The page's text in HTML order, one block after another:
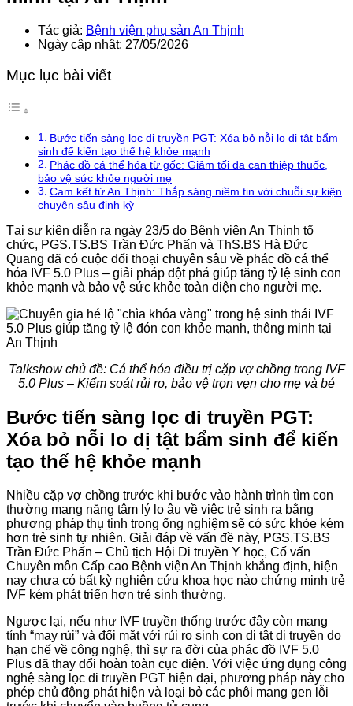
Tác giả: Bệnh viện phụ sản An Thịnh
Ngày cập nhật: 27/05/2026
Mục lục bài viết
Bước tiến sàng lọc di truyền PGT: Xóa bỏ nỗi lo dị tật bẩm
sinh để kiến tạo thế hệ khỏe mạnh
Phác đồ cá thể hóa từ gốc: Giảm tối đa can thiệp thuốc,
bảo vệ sức khỏe người mẹ
Cam kết từ An Thịnh: Thắp sáng niềm tin với chuỗi sự kiện
chuyên sâu định kỳ
Tại sự kiện diễn ra ngày 23/5 do Bệnh viện An Thịnh tổ
chức, PGS.TS.BS Trần Đức Phấn và ThS.BS Hà Đức
Quang đã có cuộc đối thoại chuyên sâu về phác đồ cá thể
hóa IVF 5.0 Plus – giải pháp đột phá giúp tăng tỷ lệ sinh con
khỏe mạnh và bảo vệ sức khỏe toàn diện cho người mẹ.
Talkshow chủ đề: Cá thể hóa điều trị cặp vợ chồng trong IVF
5.0 Plus – Kiểm soát rủi ro, bảo vệ trọn vẹn cho mẹ và bé
Bước tiến sàng lọc di truyền PGT:
Xóa bỏ nỗi lo dị tật bẩm sinh để kiến
tạo thế hệ khỏe mạnh
Nhiều cặp vợ chồng trước khi bước vào hành trình tìm con
thường mang nặng tâm lý lo âu về việc trẻ sinh ra bằng
phương pháp thụ tinh trong ống nghiệm sẽ có sức khỏe kém
hơn trẻ sinh tự nhiên. Giải đáp về vấn đề này, PGS.TS.BS
Trần Đức Phấn – Chủ tịch Hội Di truyền Y học, Cố vấn
Chuyên môn Cấp cao Bệnh viện An Thịnh khẳng định, hiện
nay chưa có bất kỳ nghiên cứu khoa học nào chứng minh trẻ
IVF kém phát triển hơn trẻ sinh thường.
Ngược lại, nếu như IVF truyền thống trước đây còn mang
tính “may rủi” và đối mặt với rủi ro sinh con dị tật di truyền do
hạn chế về công nghệ, thì sự ra đời của phác đồ IVF 5.0
Plus đã thay đổi hoàn toàn cục diện. Với việc ứng dụng công
nghệ sàng lọc di truyền PGT hiện đại, phương pháp này cho
phép chủ động phát hiện và loại bỏ các phôi mang gen lỗi